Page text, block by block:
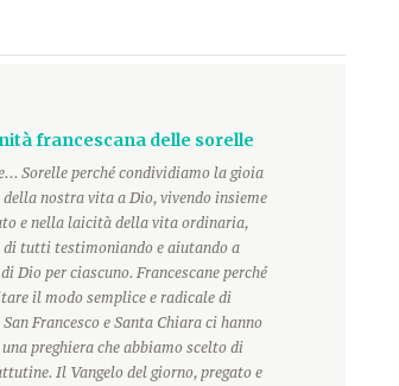
francescana delle sorelle
Sorelle perché condividiamo la gioia
nostra vita a Dio, vivendo insieme
e nella laicità della vita ordinaria,
di tutti testimoniando e aiutando a
Dio per ciascuno. Francescane perché
il modo semplice e radicale di
Francesco e Santa Chiara ci hanno
preghiera che abbiamo scelto di
Il Vangelo del giorno, pregato e